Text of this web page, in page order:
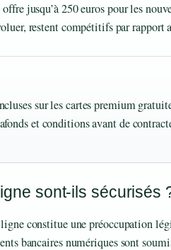
jusqu’à 250 euros pour les
restent compétitifs par
sur les cartes premium
et conditions avant de
sont-ils sécurisés
constitue une préoccupation
bancaires numériques sont